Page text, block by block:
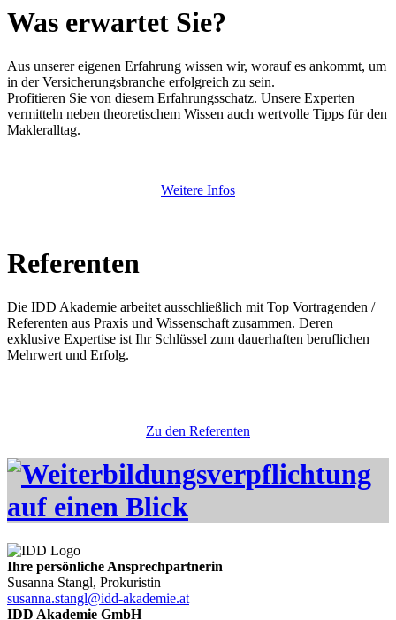
Was erwartet Sie?
Aus unserer eigenen Erfahrung wissen wir, worauf es ankommt, um
in der Versicherungsbranche erfolgreich zu sein.
Profitieren Sie von diesem Erfahrungsschatz. Unsere Experten
vermitteln neben theoretischem Wissen auch wertvolle Tipps für den
Makleralltag.
Weitere Infos
Referenten
Die IDD Akademie arbeitet ausschließlich mit Top Vortragenden /
Referenten aus Praxis und Wissenschaft zusammen. Deren
exklusive Expertise ist Ihr Schlüssel zum dauerhaften beruflichen
Mehrwert und Erfolg.
Zu den Referenten
Ihre persönliche Ansprechpartnerin
Susanna Stangl, Prokuristin
susanna.stangl@idd-akademie.at
IDD Akademie GmbH